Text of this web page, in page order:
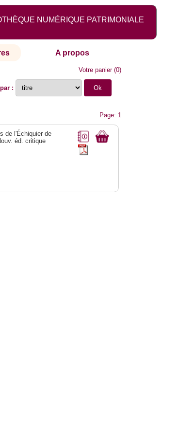
NUMÉRIQUE PATRIMONIALE
A propos
Votre panier(0)
:
Page: 1
de l'Échiquier de
éd. critique